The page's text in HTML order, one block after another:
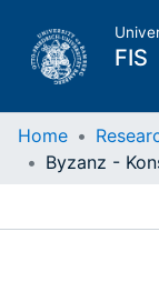
FIS
Home
Home